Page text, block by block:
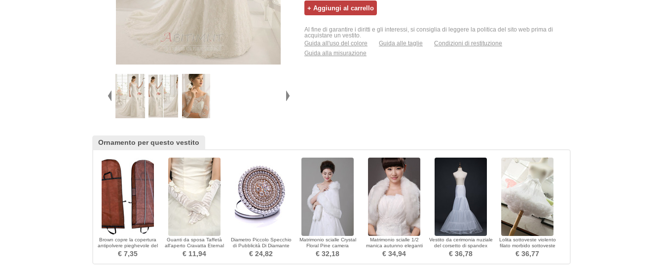
Al fine di garantire i diritti e gli interessi, si consiglia di leggere la politica del sito web prima di
acquistare un vestito.
Guida all'uso del colore
Guida alle taglie
Condizioni di restituzione
Guida alla misurazione
Ornamento per questo vestito
Brown copre la copertura
antipolvere pieghevole del
sacchetto antipolvere del
doppio uso del Brown
€ 7,35
Guanti da sposa Taffetà
all'aperto Cravatta Eternal
Bow
€ 11,94
Diametro Piccolo Specchio
di Pubblicità Di Diamante
Intarsiato Di Grado Di
Grado Di Grado
€ 24,82
Matrimonio scialle Crystal
Floral Pine camera
romantica
€ 32,18
Matrimonio scialle 1/2
manica autunno eleganti
piume Tinkerbell
€ 34,94
Vestito da cerimonia nuziale
del corsetto di spandex
lunga del petticoat di
cerimonia nuziale
€ 36,78
Lolita sottoveste violento
filato morbido sottoveste
disossata gonna cosplay
lunghezza 45 cm
€ 36,77